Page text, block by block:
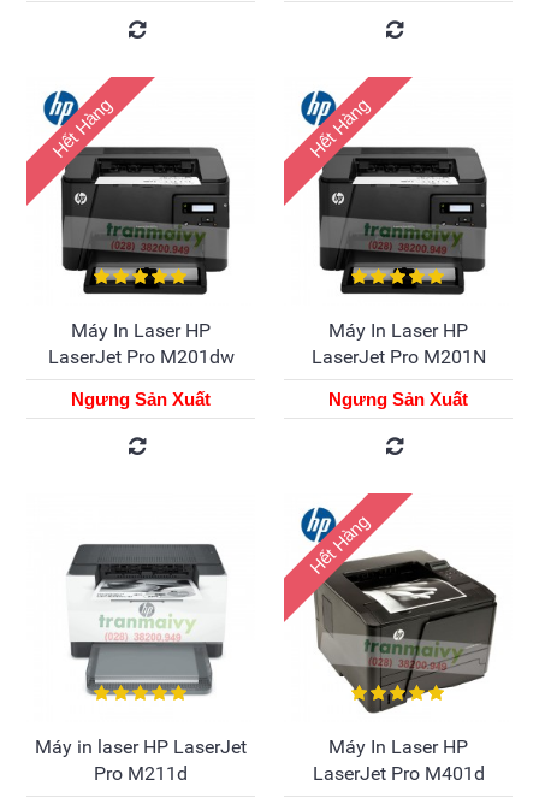
Hết Hàng
Máy In Laser HP
LaserJet Pro M201dw
Ngưng Sản Xuất
Hết Hàng
Máy In Laser HP
LaserJet Pro M201N
Ngưng Sản Xuất
Máy in laser HP LaserJet
Pro M211d
Hết Hàng
Máy In Laser HP
LaserJet Pro M401d